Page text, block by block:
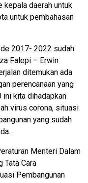
kepala daerah untuk
untuk pembahasan
2017- 2022 sudah
Falepi – Erwin
ditemukan ada
perencanaan yang
ini kita dihadapkan
virus corona, situasi
yang sudah
Menteri Dalam
Tata Cara
Pembangunan